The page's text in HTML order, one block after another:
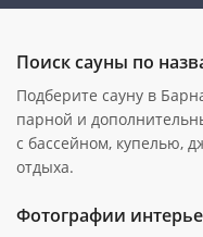
Поиск сауны по
Подберите сауну в
парной и
с бассейном, купелью,
отдыха.
Фотографии